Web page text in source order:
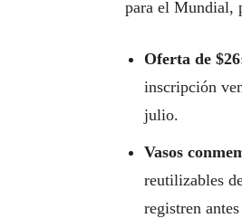
para el Mundial,
Oferta de
inscripción
julio.
Vasos
reutilizables
registren